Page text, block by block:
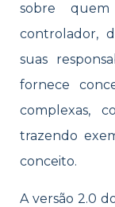
sobre
controlador,
suas
fornece
complexas,
trazendo
conceito.
A versão 2.0